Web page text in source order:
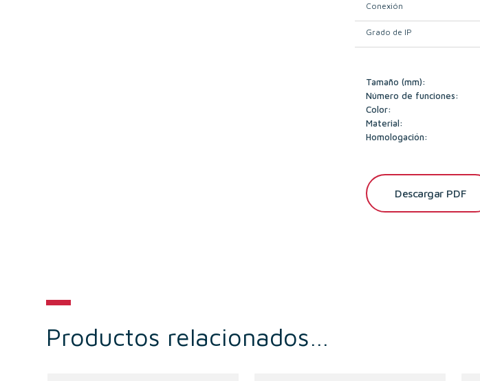
Conexión
Grado de IP
Tamaño (mm):
Número de funciones:
Color:
Material:
Homologación:
Descargar PDF
Productos relacionados…